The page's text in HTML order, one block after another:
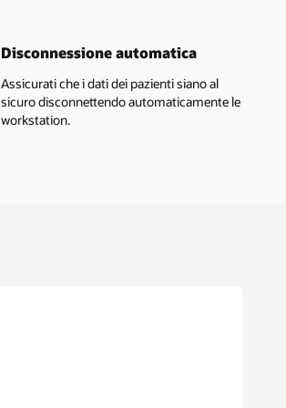
Disconnessione automatica
Assicurati che i dati dei pazienti siano al
sicuro disconnettendo automaticamente le
workstation.